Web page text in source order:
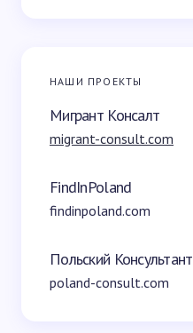
НАШИ ПРОЕКТЫ
Мигрант Консалт
migrant-consult.com
FindInPoland
findinpoland.com
Польский Консультант
poland-consult.com